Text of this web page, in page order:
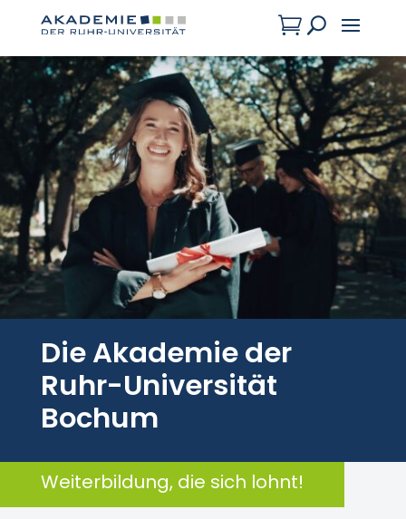
U

Die Akademie der
Ruhr-Universität
Bochum
Weiterbildung, die sich lohnt!